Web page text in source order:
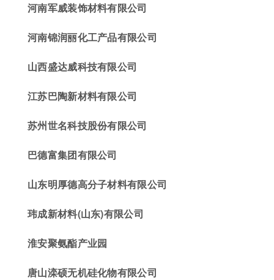
河南军威装饰材料有限公司
河南锦润丽化工产品有限公司
山西盛达威科技有限公司
江苏巴陶新材料有限公司
苏州世名科技股份有限公司
巴德富集团有限公司
山东明厚德高分子材料有限公司
玮成新材料(山东)有限公司
淮安聚氨酯产业园
唐山滦硕无机硅化物有限公司